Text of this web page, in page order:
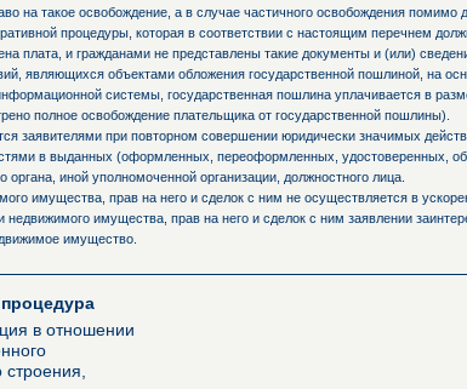
на такое освобождение, а в случае частичного освобождения
процедуры, которая в соответствии с настоящим перечнем
плата, и гражданами не представлены такие документы и (или)
являющихся объектами обложения государственной пошлиной, на
системы, государственная пошлина уплачивается в
полное освобождение плательщика от государственной пошлины).
заявителями при повторном совершении юридически значимых
в выданных (оформленных, переоформленных, удостоверенных,
органа, иной уполномоченной организации, должностного лица.
имущества, прав на него и сделок с ним не осуществляется в
недвижимого имущества, прав на него и сделок с ним заявлении
имущество.
в отношении